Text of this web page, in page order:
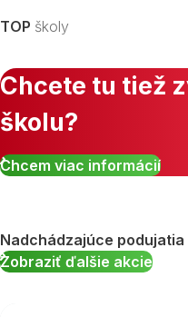
TOP školy
Chcete tu tiež
školu?
Chcem viac informácií
Nadchádzajúce podujatia
Zobraziť ďalšie akcie